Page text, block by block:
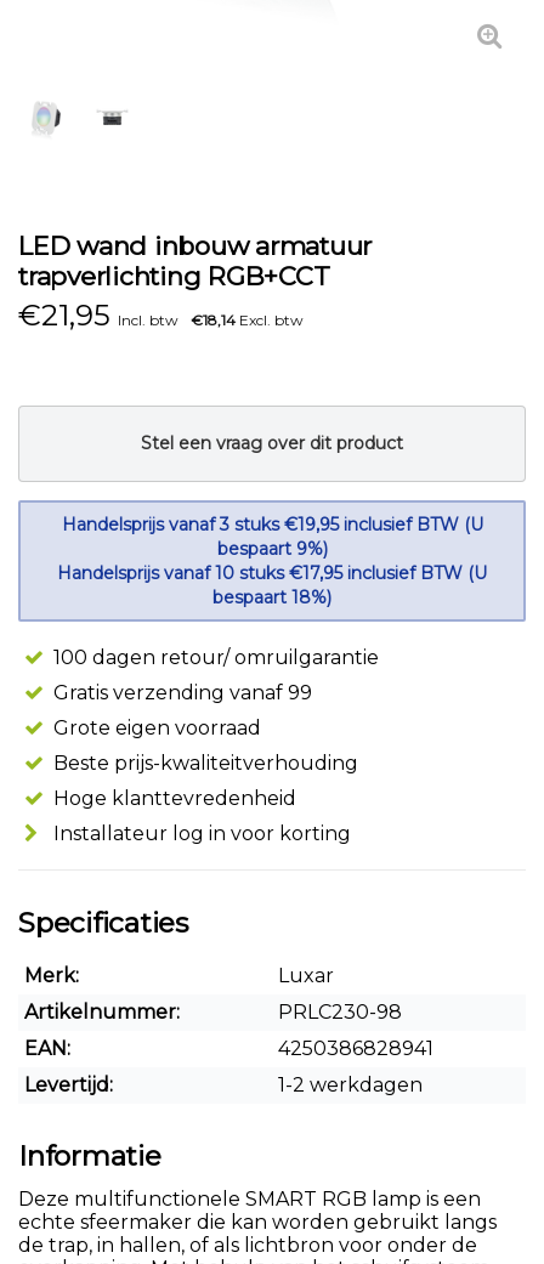
LED wand inbouw armatuur
trapverlichting RGB+CCT
€21,95 Incl. btw €18,14Excl. btw
Stel een vraag over dit product
Handelsprijs vanaf 3 stuks €19,95 inclusief BTW (U
bespaart 9%)
Handelsprijs vanaf 10 stuks €17,95 inclusief BTW (U
bespaart 18%)
100 dagen retour/ omruilgarantie
Gratis verzending vanaf 99
Grote eigen voorraad
Beste prijs-kwaliteitverhouding
Hoge klanttevredenheid
Installateur log in voor korting
Specificaties
Merk:
Luxar
Artikelnummer:
PRLC230-98
EAN:
4250386828941
Levertijd:
1-2 werkdagen
Informatie
Deze multifunctionele SMART RGB lamp is een
echte sfeermaker die kan worden gebruikt langs
de trap, in hallen, of als lichtbron voor onder de